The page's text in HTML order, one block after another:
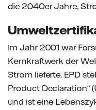
die 2040er Jahre,
Im Jahr 2001 war
Kernkraftwerk der
Strom lieferte. EPD
Product Declaration“
und ist eine